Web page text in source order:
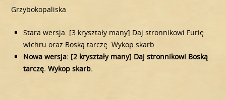
Grzybokopaliska
Stara wersja: [3 kryształy many] Daj stronnikowi Furię
wichru oraz Boską tarczę. Wykop skarb.
Nowa wersja: [2 kryształy many] Daj stronnikowi Boską
tarczę. Wykop skarb.